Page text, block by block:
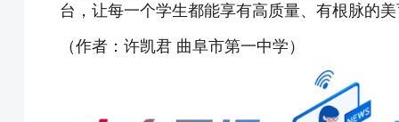
台，让每一个学生都能享有高质量、有根脉的
（作者：许凯君 曲阜市第一中学）